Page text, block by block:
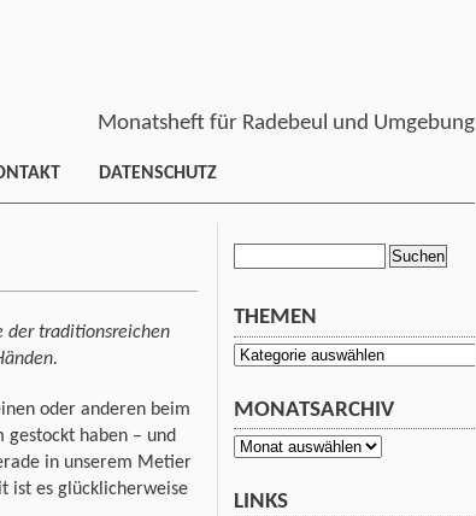
Monatsheft für Radebeul und Umgebung
DATENSCHUTZ
der traditionsreichen
oder anderen beim
haben – und
in unserem Metier
ist es glücklicherweise
THEMEN
Themen
MONATSARCHIV
Monatsarchiv
LINKS